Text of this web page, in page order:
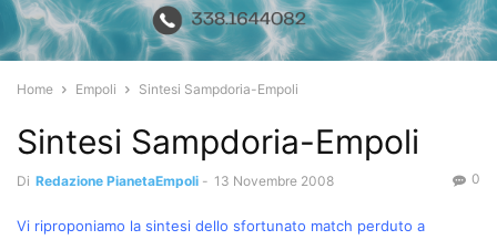
Home Empoli Sintesi Sampdoria-Empoli
Sintesi Sampdoria-Empoli
Di Redazione PianetaEmpoli - 13 Novembre 2008 0
Vi riproponiamo la sintesi dello sfortunato match perduto a